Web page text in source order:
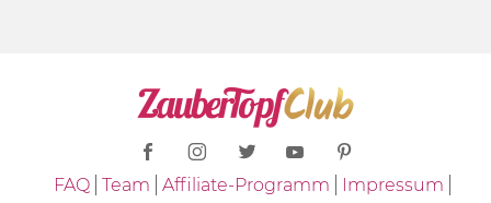
FAQ Team Affiliate-Programm
Impressum